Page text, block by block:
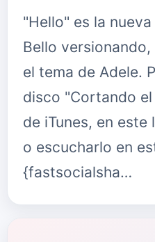
"Hello" es la
Bello
el tema de Adele.
disco "Cortando
de iTunes, en este
o escucharlo en
{fastsocialsha…